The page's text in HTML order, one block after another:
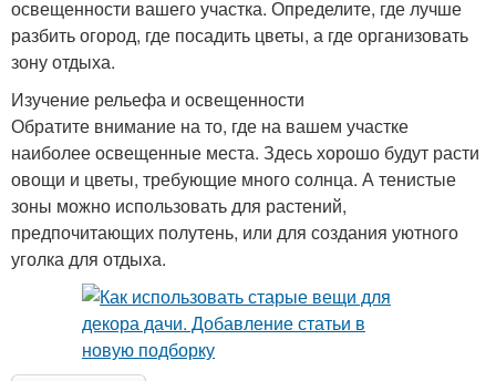
освещенности вашего участка. Определите, где лучше
разбить огород, где посадить цветы, а где организовать
зону отдыха.
Изучение рельефа и освещенности
Обратите внимание на то, где на вашем участке
наиболее освещенные места. Здесь хорошо будут расти
овощи и цветы, требующие много солнца. А тенистые
зоны можно использовать для растений,
предпочитающих полутень, или для создания уютного
уголка для отдыха.